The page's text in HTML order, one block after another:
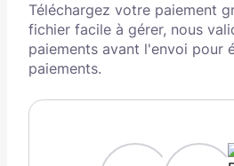
Téléchargez votre paiement
fichier facile à gérer, nous
paiements avant l'envoi pour
paiements.